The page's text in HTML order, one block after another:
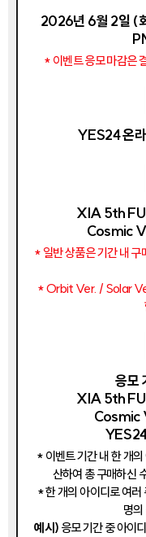
2026년 6월 2일 (
* 이벤트 응모 마감은
YES24 온
XIA 5th
Cosmic
* 일반 상품은 기간 내 구
* Orbit Ver. / Solar
응모
XIA 5th
Cosmic
* 이벤트 기간 내 한 개
산하여 총 구매하신
* 한 개의 아이디로 여러
명
예시) 응모 기간 중 아이